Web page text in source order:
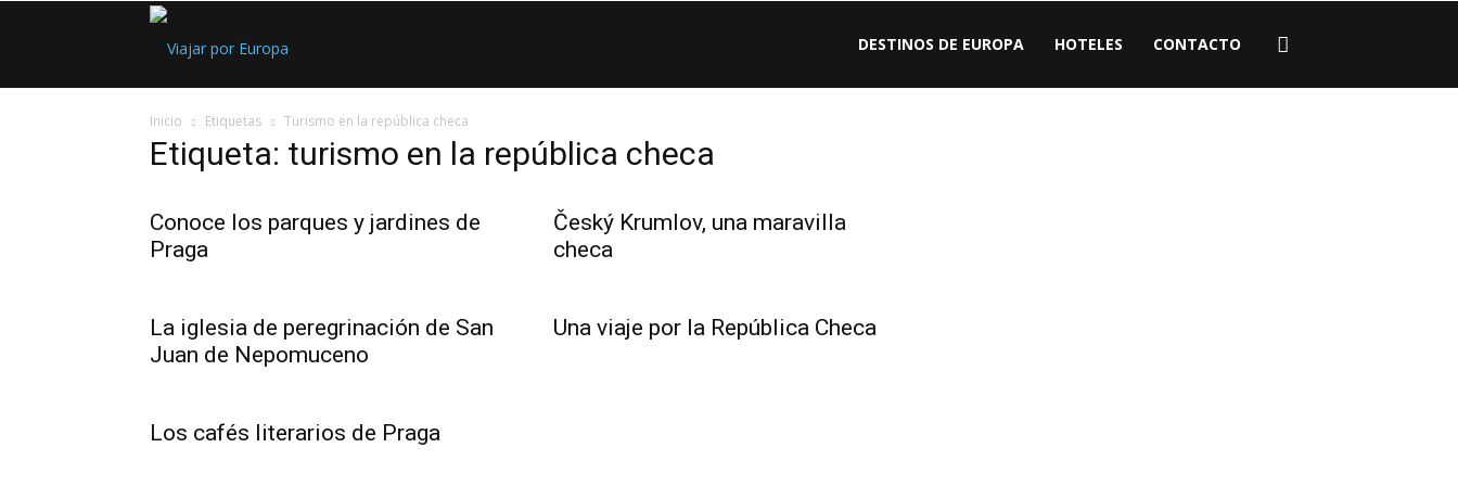
por
Europa
DESTINOS DE EUROPA HOTELES CONTACTO
Inicio Etiquetas Turismo en la república checa
Etiqueta: turismo en la república checa
Conoce los parques y jardines de
Praga
Český Krumlov, una maravilla
checa
La iglesia de peregrinación de San
Juan de Nepomuceno
Una viaje por la República Checa
Los cafés literarios de Praga